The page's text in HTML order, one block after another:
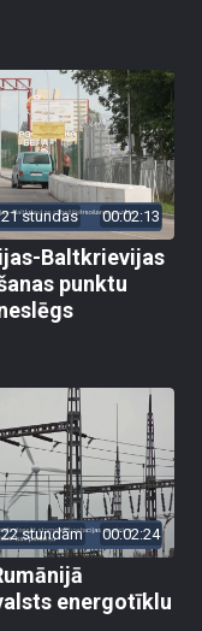
stundas 00:02:13
Baltkrievijas
punktu
stundām 00:02:24
energotīklu